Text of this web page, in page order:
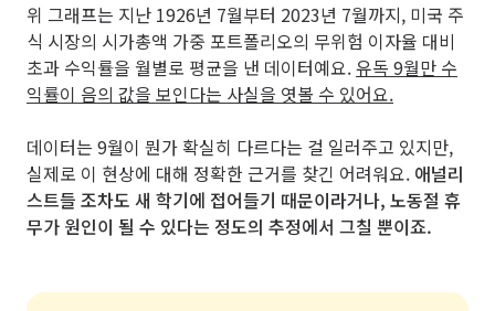
위 그래프는 지난 1926년 7월부터 2023년 7월까지, 미국 주
식 시장의 시가총액 가중 포트폴리오의 무위험 이자율 대비
초과 수익률을 월별로 평균을 낸 데이터예요.유독 9월만 수
익률이 음의 값을 보인다는 사실을 엿볼 수 있어요.
데이터는 9월이 뭔가 확실히 다르다는 걸 일러주고 있지만,
실제로 이 현상에 대해 정확한 근거를 찾긴 어려워요. 애널리
스트들 조차도 새 학기에 접어들기 때문이라거나, 노동절 휴
무가 원인이 될 수 있다는 정도의 추정에서 그칠 뿐이죠.